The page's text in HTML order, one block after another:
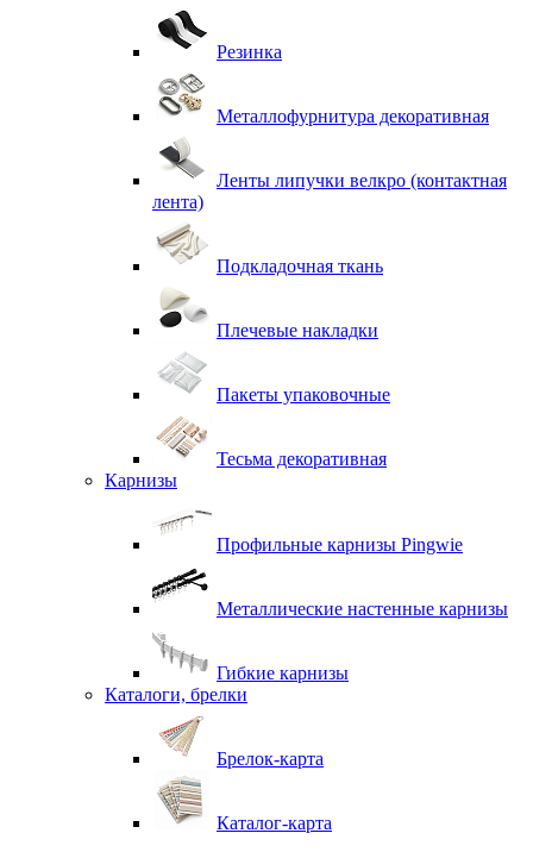
Резинка
Металлофурнитура декоративная
Ленты липучки велкро (контактная
лента)
Подкладочная ткань
Плечевые накладки
Пакеты упаковочные
Тесьма декоративная
Карнизы
Профильные карнизы Pingwie
Металлические настенные карнизы
Гибкие карнизы
Каталоги, брелки
Брелок-карта
Каталог-карта